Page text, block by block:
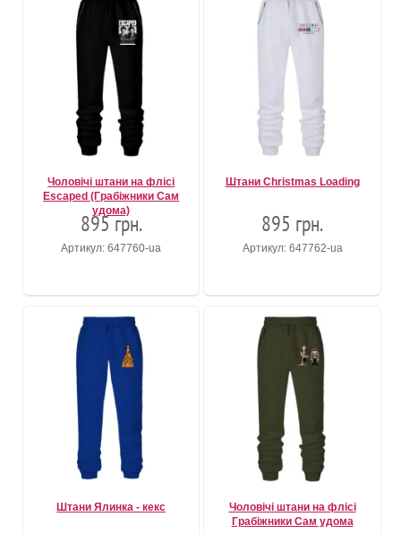
Чоловічі штани на флісі
Escaped (Грабіжники Сам
удома)
895 грн.
Артикул: 647760-ua
Штани Christmas Loading
895 грн.
Артикул: 647762-ua
Штани Ялинка - кекс
Чоловічі штани на флісі
Грабіжники Сам удома